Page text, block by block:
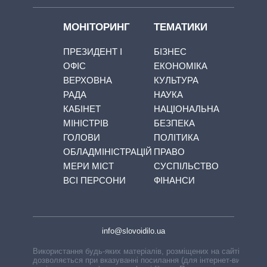
МОНІТОРИНГ
ПРЕЗИДЕНТ І
ОФІС
ВЕРХОВНА
РАДА
КАБІНЕТ
МІНІСТРІВ
ГОЛОВИ
ОБЛАДМІНІСТРАЦІЙ
МЕРИ МІСТ
ВСІ ПЕРСОНИ
ТЕМАТИКИ
БІЗНЕС
ЕКОНОМІКА
КУЛЬТУРА
НАУКА
НАЦІОНАЛЬНА
БЕЗПЕКА
ПОЛІТИКА
ПРАВО
СУСПІЛЬСТВО
ФІНАНСИ
info@slovoidilo.ua
Використання будь-яких матеріалів, розміщених на сайті,
дозволяється при вказуванні посилання (для інтернет-видань